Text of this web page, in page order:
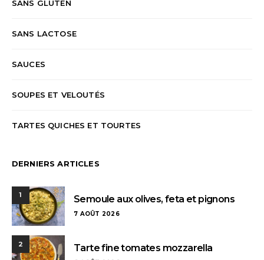
SANS GLUTEN
SANS LACTOSE
SAUCES
SOUPES ET VELOUTÉS
TARTES QUICHES ET TOURTES
DERNIERS ARTICLES
1 Semoule aux olives, feta et pignons
7 AOÛT 2026
2 Tarte fine tomates mozzarella